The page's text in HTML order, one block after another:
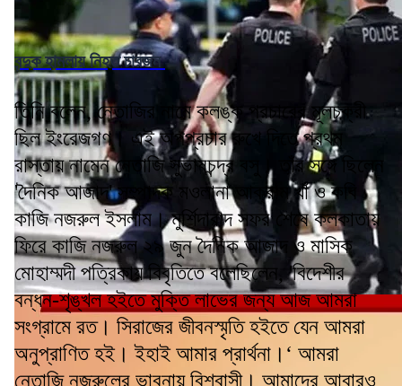
বন্দুক হামলায় নিহত চারজন
তিনি বলেন, নেতাজির নামে কলঙ্ক প্রচারের মূলচক্রী
ছিল ইংরেজগণ। এই অপপ্রচার রুখে দিতে প্রথম
রাস্তায় নামেন নেতাজি সুভাষচন্দ্র বসু। তাঁর সঙ্গে ছিলেন
'দৈনিক আজাদ' সম্পাদক মওলানা আক্রাম খাঁ ও কবি
কাজি নজরুল ইসলাম। মুর্শিদাবাদ সফর শেষে কলকাতায়
ফিরে কাজি নজরুল ২৯ জুন দৈনিক আজাদ ও মাসিক
মোহাম্মদী পত্রিকায় বিবৃতিতে বলেছিলেন, 'বিদেশীর
বন্ধন-শৃঙ্খল হইতে মুক্তি লাভের জন্য আজ আমরা
সংগ্রামে রত। সিরাজের জীবনস্মৃতি হইতে যেন আমরা
অনুপ্রাণিত হই। ইহাই আমার প্রার্থনা।‘ আমরা
নেতাজি নজরুলের ভাবনায় বিশ্বাসী। আমাদের আবারও